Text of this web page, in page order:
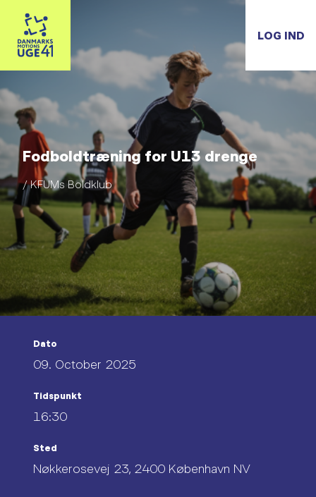
LOG IND
Fodboldtræning for U13 drenge
/ KFUMs Boldklub
Dato
09. October 2025
Tidspunkt
16:30
Sted
Nøkkerosevej 23, 2400 København NV